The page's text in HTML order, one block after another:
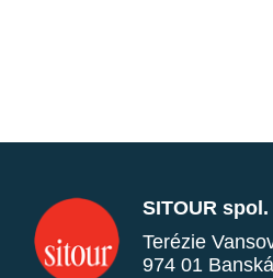
SITOUR spol.
Terézie
974 01